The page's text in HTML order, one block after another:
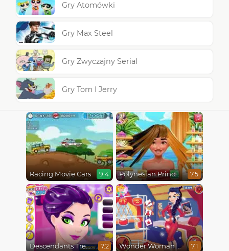
Gry Atomówki
Gry Max Steel
Gry Zwyczajny Serial
Gry Tom I Jerry
Racing Movie Cars 9.4 Polynesian Princess Real Haircuts 7.5
Descendants Trendsetters 7.2 Wonder Woman Fashion Event 7.1